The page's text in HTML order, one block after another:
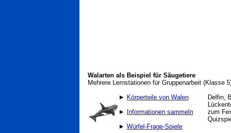
Walarten als Beispiel für Säugetiere
Mehrere Lernstationen für Gruppenarbeit (Klasse
► Körperteile von Walen
►
Informationen sammeln
► Würfel-Frage-Spiele
Delfin,
zum